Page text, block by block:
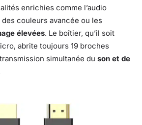
enrichies comme l’audio
couleurs avancée ou les
élevées. Le boîtier, qu’il soit
abrite toujours 19 broches
simultanée du son et de